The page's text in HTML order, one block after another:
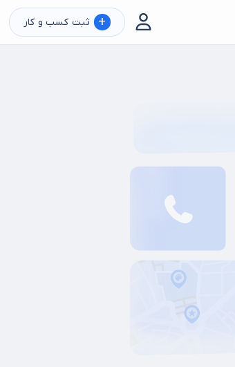
+ ثبت کسب و کار